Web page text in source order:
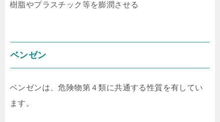
樹脂やプラスチック等を膨潤させる
ベンゼン
ベンゼンは、危険物第４類に共通する性質を有してい
ます。